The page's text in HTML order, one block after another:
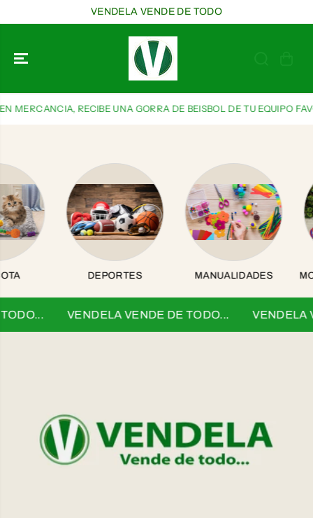
VENDELA VENDE DE TODO
RECIBE UNA GORRA DE BEISBOL DE TU EQUIPO
DEPORTES MANUALIDADES
MOCHILA,
VENDELA VENDE DE TODO... VENDELA